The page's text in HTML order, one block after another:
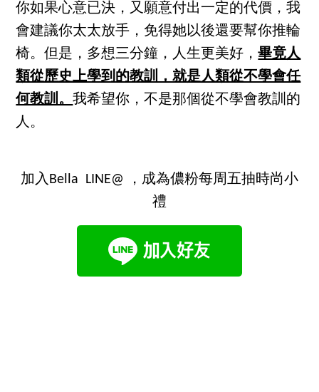
你如果心意已決，又願意付出一定的代價，我
會建議你太太放手，免得她以後還要幫你推輪
椅。但是，多想三分鐘，人生更美好，畢竟人
類從歷史上學到的教訓，就是人類從不學會任
何教訓。我希望你，不是那個從不學會教訓的
人。
加入Bella LINE@ ，成為儂粉每周五抽時尚小
禮